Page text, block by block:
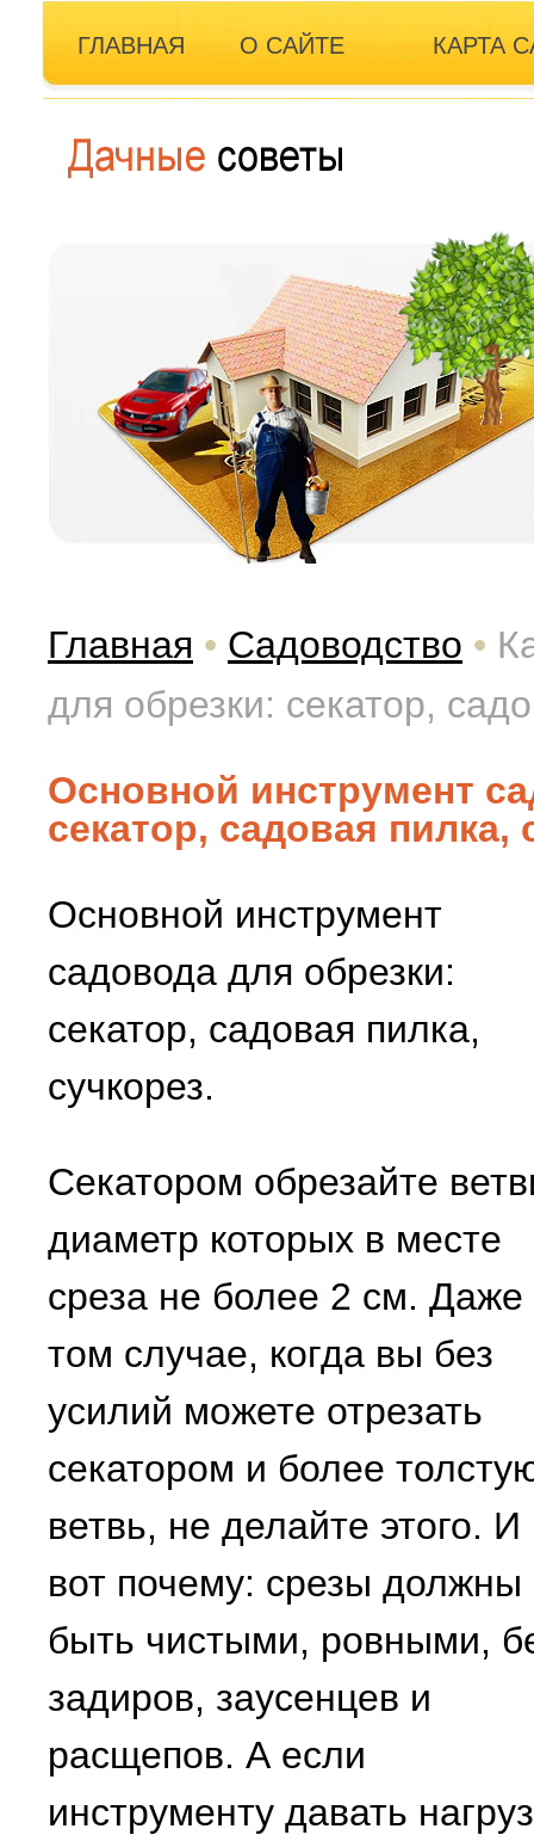
ГЛАВНАЯ О САЙТЕ КАРТА
Главная • Садоводство •
для обрезки: секатор,
Основной инструмент
секатор, садовая пилка,
Основной инструмент
садовода для обрезки:
секатор, садовая пилка,
сучкорез.
Секатором обрезайте
диаметр которых в месте
среза не более 2 см. Даже
том случае, когда вы без
усилий можете отрезать
секатором и более
ветвь, не делайте этого. И
вот почему: срезы должны
быть чистыми, ровными,
задиров, заусенцев и
расщепов. А если
инструменту давать